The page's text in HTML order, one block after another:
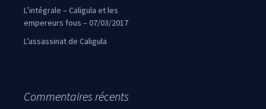
L’intégrale – Caligula et les
empereurs fous – 07/03/2017
L’assassinat de Caligula
Commentaires récents